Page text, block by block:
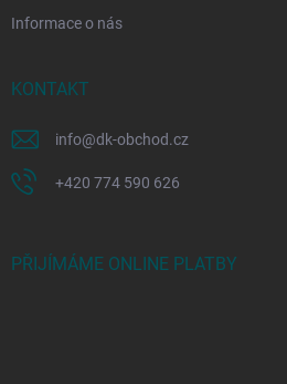
Informace o nás
KONTAKT
info@dk-obchod.cz
+420 774 590 626
PŘIJÍMÁME ONLINE PLATBY